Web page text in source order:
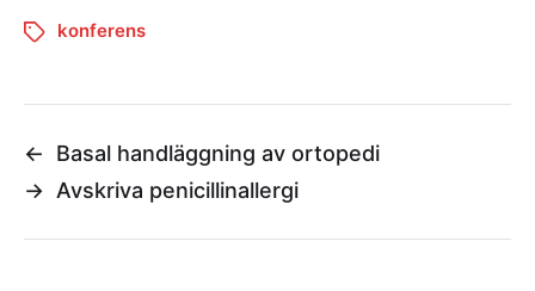
konferens
←
Basal handläggning av ortopedi
→ Avskriva penicillinallergi